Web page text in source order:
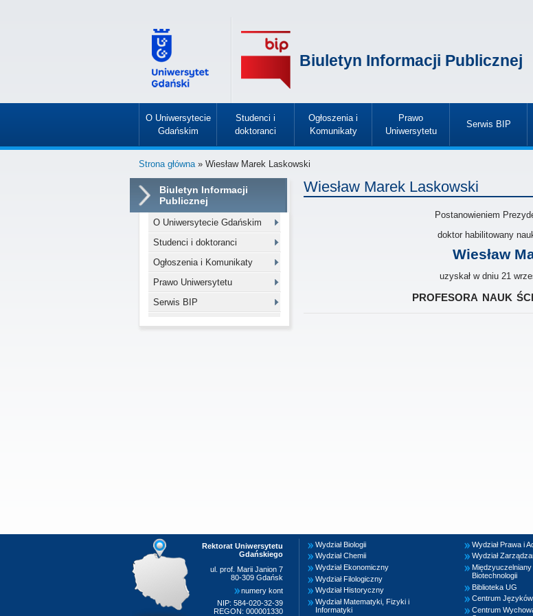
Biuletyn Informacji Publicznej
O Uniwersytecie
Gdańskim
»
Studenci i
doktoranci
»
Ogłoszenia i
Komunikaty
»
Prawo
Uniwersytetu
»
Serwis BIP
»
Strona główna» Wiesław Marek Laskowski
Biuletyn Informacji
Publicznej
O Uniwersytecie Gdańskim
Studenci i doktoranci
Ogłoszenia i Komunikaty
Prawo Uniwersytetu
Serwis BIP
Wiesław Marek Laskowski
Postanowieniem
doktor habilitowany
Wiesław
uzyskał w dniu 21
profesora nauk
Rektorat Uniwersytetu
Gdańskiego
ul. prof. Marii Janion 7
80-309 Gdańsk
numery kont
NIP: 584-020-32-39
REGON: 000001330
Wydział Biologii
Wydział Chemii
Wydział Ekonomiczny
Wydział Filologiczny
Wydział Historyczny
Wydział Matematyki, Fizyki i
Informatyki
Wydział Prawa i
Wydział
Międzyuczelniany
Biotechnologii
Biblioteka UG
Centrum
Centrum